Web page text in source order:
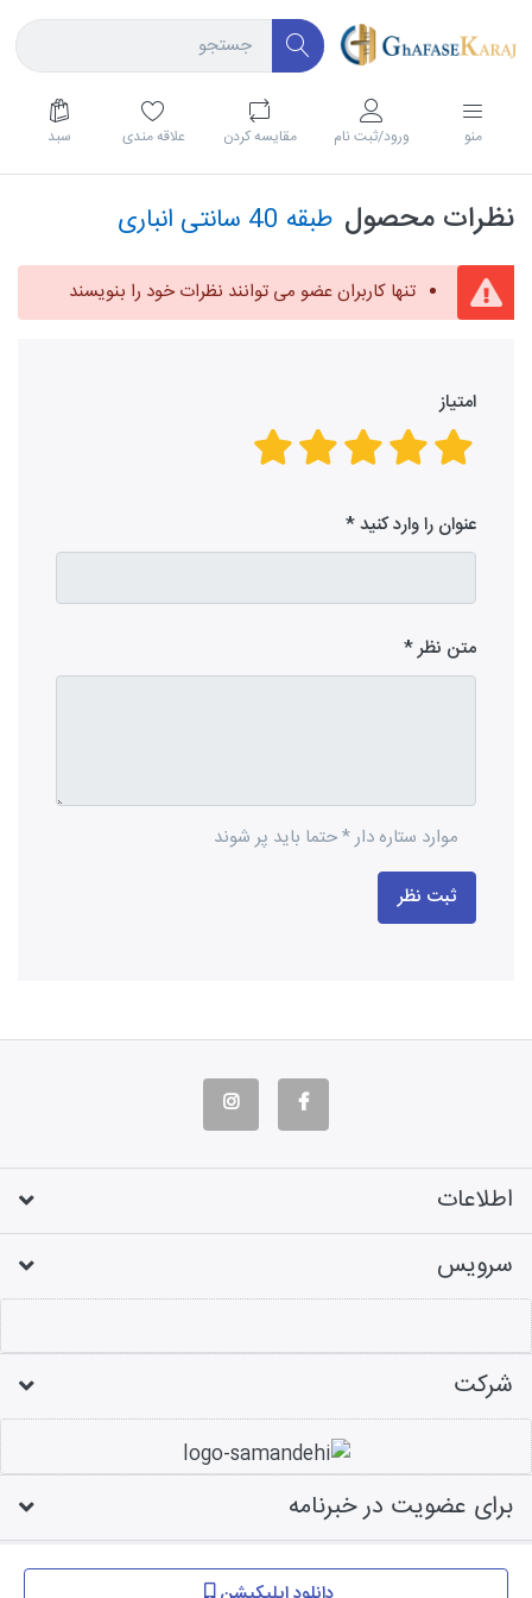
منو ورود/ثبت نام مقايسه كردن علاقه مندی سبد
نظرات محصول طبقه 40 سانتی انباری
تنها کاربران عضو می توانند نظرات خود را بنویسند
امتیاز
عنوان را وارد کنید
متن نظر
موارد ستاره دار * حتما باید پر شوند
ثبت نظر
اطلاعات
سرویس
شرکت
برای عضویت در خبرنامه
طراحی فروشگاه اینترنتی